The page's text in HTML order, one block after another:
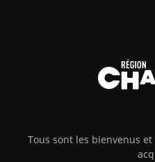
Tous sont les bienvenus